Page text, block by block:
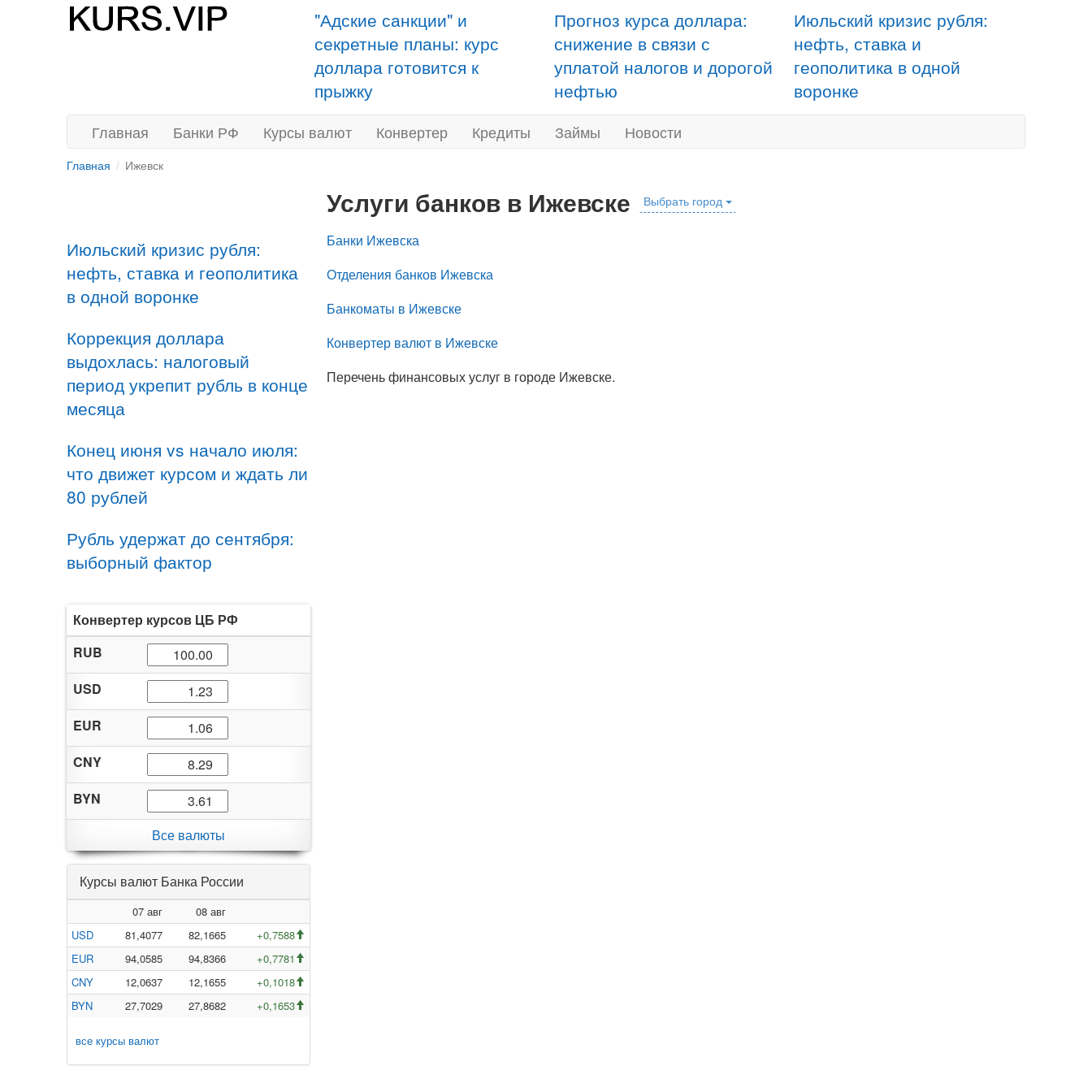
"Адские санкции" и
секретные планы: курс
доллара готовится к
прыжку
Прогноз курса доллара:
снижение в связи с
уплатой налогов и дорогой
нефтью
Июльский кризис рубля:
нефть, ставка и
геополитика в одной
воронке
Главная Банки РФ Курсы валют Конвертер Кредиты Займы Новости
Главная Ижевск
Июльский кризис рубля:
нефть, ставка и геополитика
в одной воронке
Коррекция доллара
выдохлась: налоговый
период укрепит рубль в конце
месяца
Конец июня vs начало июля:
что движет курсом и ждать ли
80 рублей
Рубль удержат до сентября:
выборный фактор
Конвертер курсов ЦБ РФ
RUB
USD
EUR
CNY
BYN
Все валюты
Курсы валют Банка России
07 авг
08 авг
USD
81,4077 82,1665
+0,7588
EUR
94,0585 94,8366
+0,7781
CNY
12,0637 12,1655
+0,1018
BYN
27,7029 27,8682 +0,1653
все курсы валют
Услуги банков в Ижевске Выбрать город
Банки Ижевска
Отделения банков Ижевска
Банкоматы в Ижевске
Конвертер валют в Ижевске
Перечень финансовых услуг в городе Ижевске.